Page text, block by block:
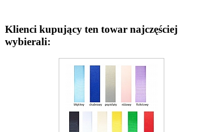
Klienci kupujący ten towar najczęściej
wybierali: